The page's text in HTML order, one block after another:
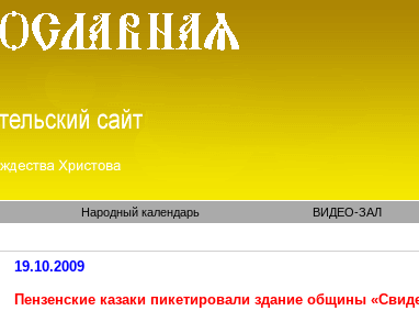
Народный календарь ВИДЕО-ЗАЛ
19.10.2009
Пензенские казаки пикетировали здание общины